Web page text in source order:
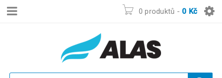
0 produktů - 0 Kč